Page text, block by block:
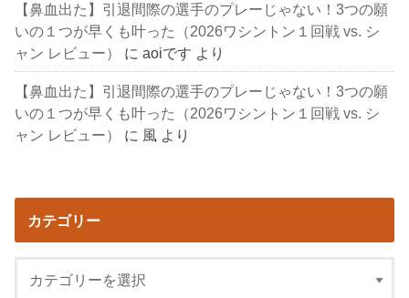
【鼻血出た】引退間際の選手のプレーじゃない！3つの願
いの１つが早くも叶った（2026ワシントン１回戦 vs. シ
ャン レビュー）
にaoiです より
【鼻血出た】引退間際の選手のプレーじゃない！3つの願
いの１つが早くも叶った（2026ワシントン１回戦 vs. シ
ャン レビュー）
に 風 より
カテゴリー